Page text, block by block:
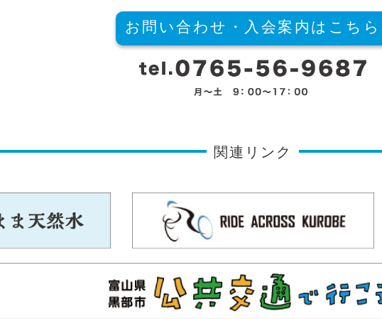
お問い合わせ・入会案内はこちら
関連リンク